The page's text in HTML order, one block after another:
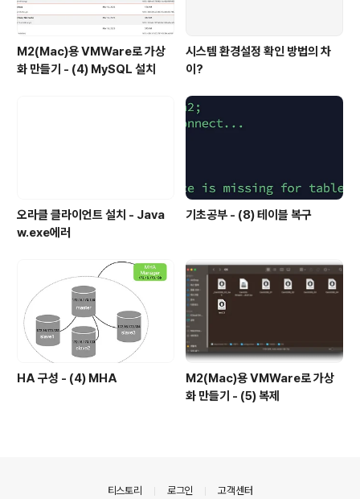
M2(Mac)용 VMWare로 가상
화 만들기 - (4) MySQL 설치
시스템 환경설정 확인 방법의 차
이?
오라클 클라이언트 설치 - Java
w.exe에러
기초공부 - (8) 테이블 복구
HA 구성 - (4) MHA
M2(Mac)용 VMWare로 가상
화 만들기 - (5) 복제
티스토리 로그인 고객센터